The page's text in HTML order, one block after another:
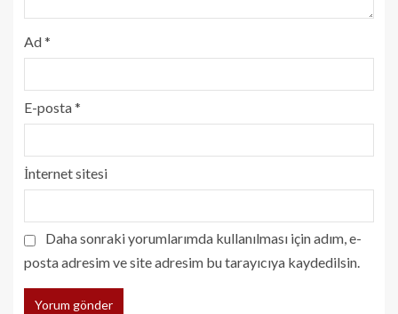
Ad*
E-posta*
İnternet sitesi
Daha sonraki yorumlarımda kullanılması için adım, e-
posta adresim ve site adresim bu tarayıcıya kaydedilsin.